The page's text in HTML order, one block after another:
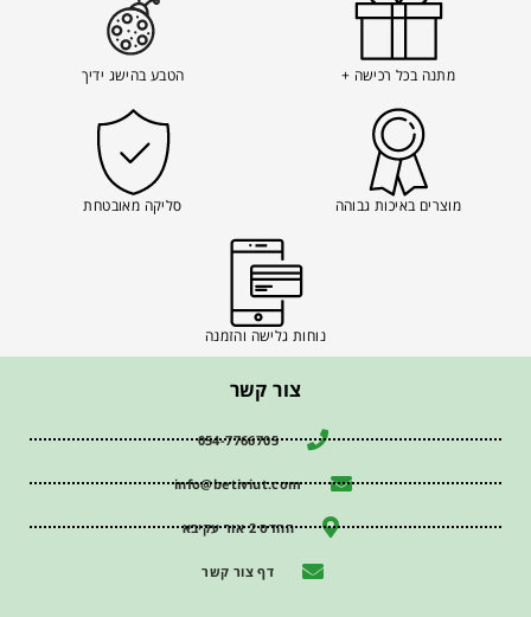
מתנה בכל רכישה + הטבע בהישג ידיך
מוצרים באיכות גבוהה סליקה מאובטחת
נוחות גלישה והזמנה
צור קשר
054-7766705
info@betiviut.com
ההדס 2 אור עקיבא
דף צור קשר